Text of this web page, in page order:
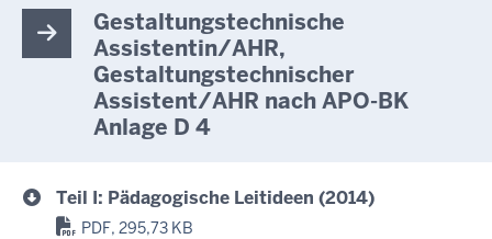
Gestaltungstechnische
Assistentin/AHR,
Gestaltungstechnischer
Assistent/AHR nach APO-BK
Anlage D 4
Teil I: Pädagogische Leitideen (2014)
PDF, 295,73 KB